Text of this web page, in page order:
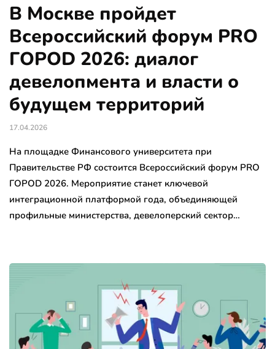
В Москве пройдет
Всероссийский форум PRO
ГОРОD 2026: диалог
девелопмента и власти о
будущем территорий
17.04.2026
На площадке Финансового университета при
Правительстве РФ состоится Всероссийский форум PRO
ГОРОD 2026. Мероприятие станет ключевой
интеграционной платформой года, объединяющей
профильные министерства, девелоперский сектор…